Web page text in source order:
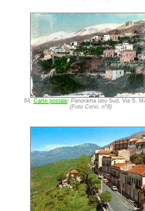
64. Carte postale: Panorama lato Sud, Via S.
(Foto Cervi, n°8)